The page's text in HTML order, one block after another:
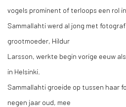
vogels prominent of terloops een rol
Sammallahti werd al jong met
grootmoeder, Hildur
Larsson, werkte begin vorige eeuw
in Helsinki.
Sammallahti groeide op tussen haar
negen jaar oud, mee